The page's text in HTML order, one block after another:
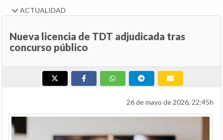
ACTUALIDAD
Nueva licencia de TDT adjudicada tras
concurso público
26 de mayo de 2026, 22:45h